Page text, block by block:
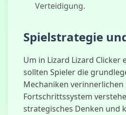
Verteidigung.
Spielstrategie
Um in Lizard Lizard Clicker
sollten Spieler die
Mechaniken verinnerlichen
Fortschrittssystem
strategisches Denken und